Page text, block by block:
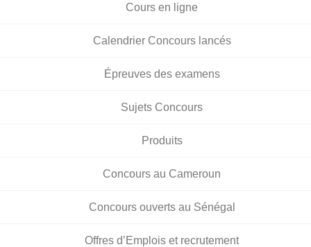
Cours en ligne
Calendrier Concours lancés
Épreuves des examens
Sujets Concours
Produits
Concours au Cameroun
Concours ouverts au Sénégal
Offres d’Emplois et recrutement